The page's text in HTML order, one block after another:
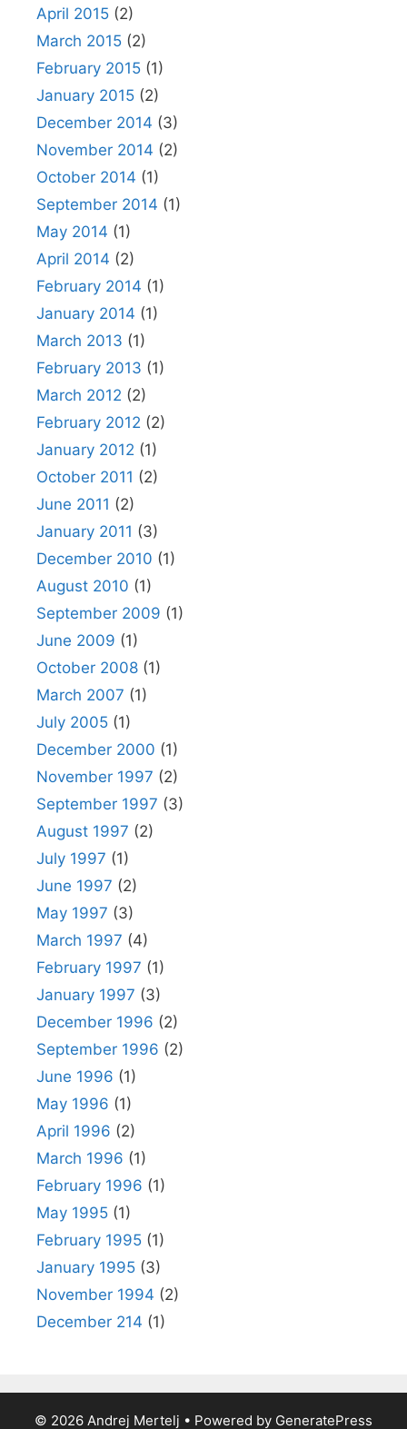
April 2015 (2)
March 2015 (2)
February 2015 (1)
January 2015 (2)
December 2014 (3)
November 2014 (2)
October 2014 (1)
September 2014 (1)
May 2014 (1)
April 2014 (2)
February 2014 (1)
January 2014 (1)
March 2013 (1)
February 2013 (1)
March 2012 (2)
February 2012 (2)
January 2012 (1)
October 2011 (2)
June 2011 (2)
January 2011 (3)
December 2010 (1)
August 2010 (1)
September 2009 (1)
June 2009 (1)
October 2008 (1)
March 2007 (1)
July 2005 (1)
December 2000 (1)
November 1997 (2)
September 1997 (3)
August 1997 (2)
July 1997 (1)
June 1997 (2)
May 1997 (3)
March 1997 (4)
February 1997 (1)
January 1997 (3)
December 1996 (2)
September 1996 (2)
June 1996 (1)
May 1996 (1)
April 1996 (2)
March 1996 (1)
February 1996 (1)
May 1995 (1)
February 1995 (1)
January 1995 (3)
November 1994 (2)
December 214 (1)
© 2026 Andrej Mertelj • Powered by GeneratePress